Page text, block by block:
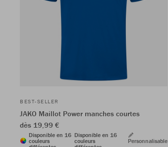
BEST-SELLER
JAKO Maillot Power manches courtes
dès 19,99 €
Disponible en 16
couleurs
Disponible en 16
couleurs
Personnalisable